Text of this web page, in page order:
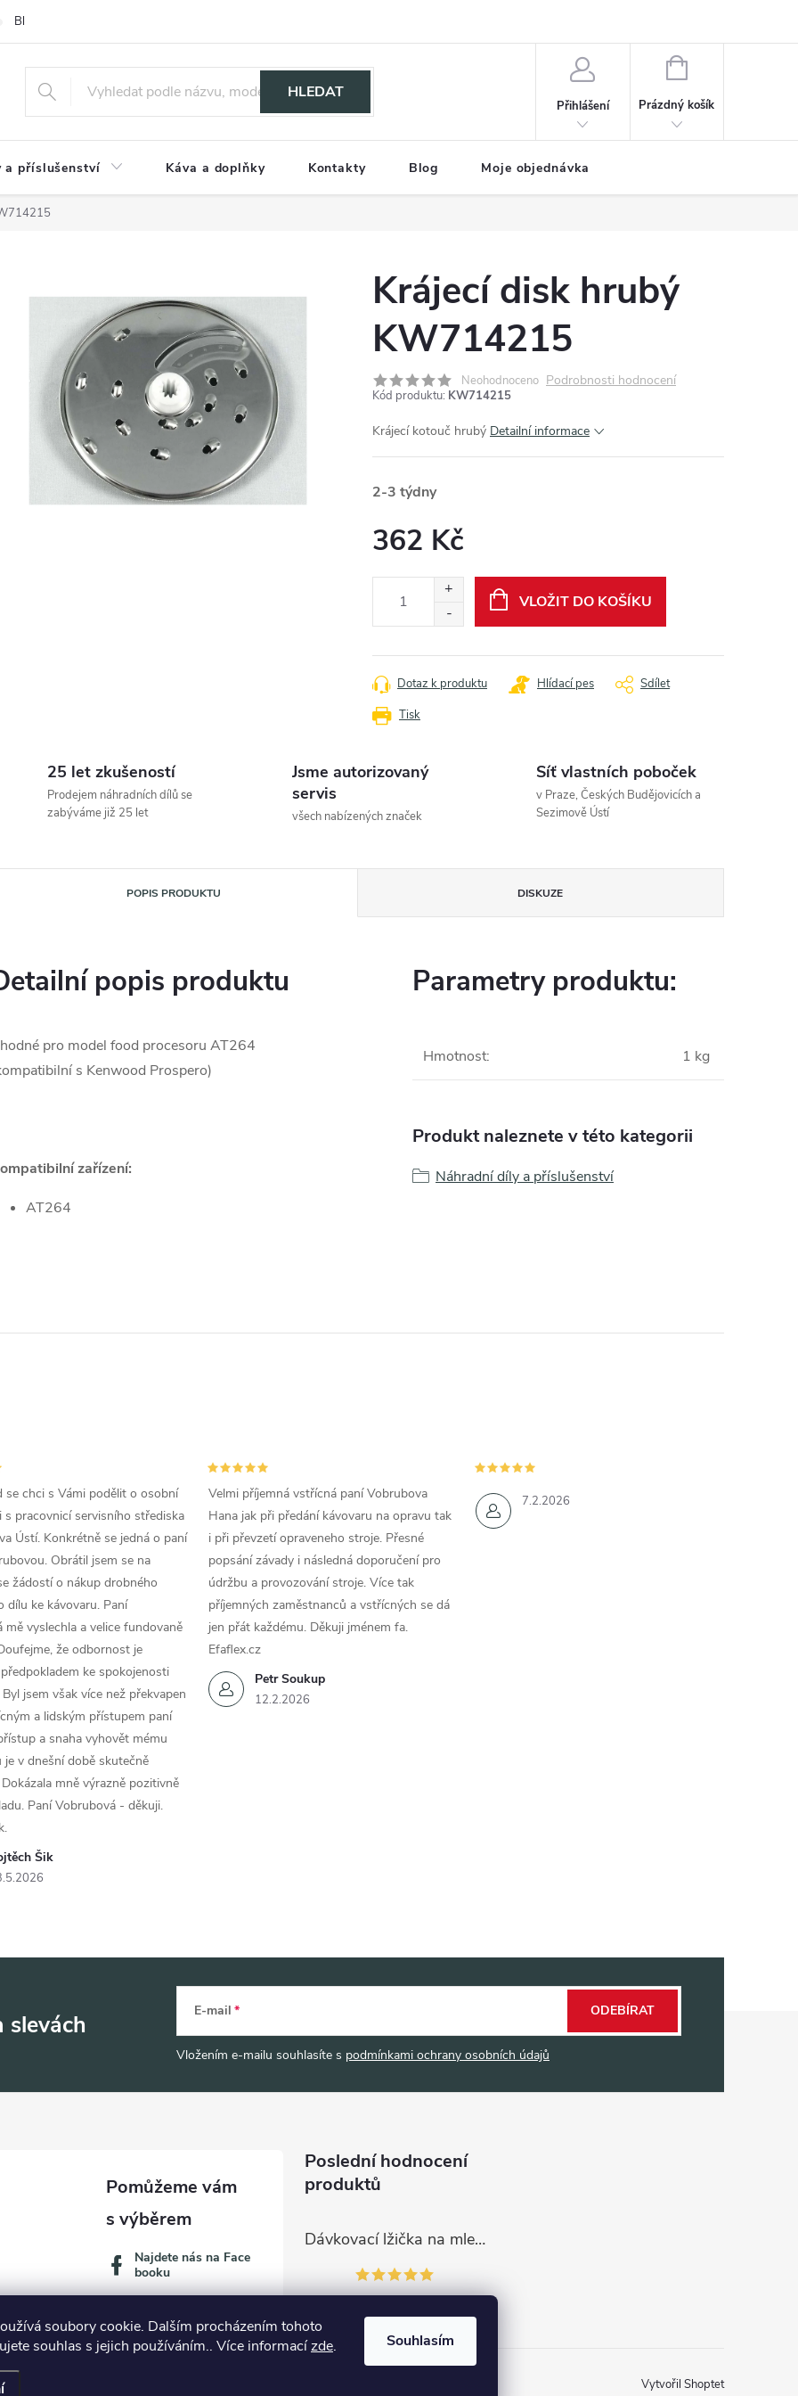
soubory cookie. Dalším procházením tohoto
souhlas s jejich používáním.. Více informacízde. Souhlasím
Blog
HLEDAT
Přihlášení
NÁKUPNÍ
Prázdný košík
a příslušenství Káva a doplňky Kontakty Blog Moje objednávka
Krájecí disk hrubý
KW714215
Neohodnoceno Podrobnosti hodnocení
Kód produktu: KW714215
Krájecí kotouč hrubý Detailní informace
2-3 týdny
362 Kč
VLOŽIT DO KOŠÍKU
Tisk
Dotaz k produktu Hlídací pes Sdílet
25 let zkušeností
Prodejem náhradních dílů se
zabýváme již 25 let
Jsme autorizovaný
servis
všech nabízených značek
Síť vlastních poboček
v Praze, Českých Budějovicích a
Sezimově Ústí
POPIS PRODUKTU DISKUZE
popis produktu
pro model food procesoru AT264
s Kenwood Prospero)
zařízení:
AT264
Parametry produktu:
Hmotnost: 1 kg
Produkt naleznete v této kategorii
Náhradní díly a příslušenství
Šik
se chci s Vámi podělit o osobní
s pracovnicí servisního střediska
Ústí. Konkrétně se jedná o paní
Obrátil jsem se na
žádostí o nákup drobného
dílu ke kávovaru. Paní
mě vyslechla a velice fundovaně
že odbornost je
ke spokojenosti
jsem však více než překvapen
a lidským přístupem paní
a snaha vyhovět mému
je v dnešní době skutečně
mně výrazně pozitivně
Paní Vobrubová - děkuji.
Petr Soukup
12.2.2026
Velmi příjemná vstřícná paní Vobrubova
Hana jak při předání kávovaru na opravu tak
i při převzetí opraveneho stroje. Přesné
popsání závady i následná doporučení pro
údržbu a provozování stroje. Více tak
příjemných zaměstnanců a vstřícných se dá
jen přát každému. Děkuji jménem fa.
Efaflex.cz
7.2.2026
slevách E-mail
Vložením e-mailu souhlasíte s podmínkami ochrany osobních údajů
ODEBÍRAT
Najdete nás na Face
booku
Poslední hodnocení
produktů
Dávkovací lžička na mletou kávu 53132C8134
Vytvořil Shoptet